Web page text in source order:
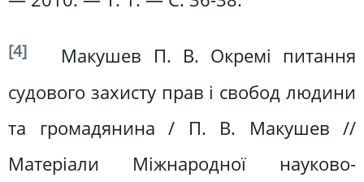
[4]
Макушев П. В. Окремі питання
судового захисту прав і свобод людини
та громадянина / П. В. Макушев //
Матеріали Міжнародної науково-